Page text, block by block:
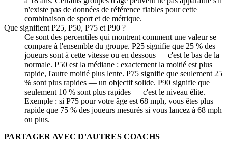
n'existe pas de données de référence fiables pour cette
combinaison de sport et de métrique.
Que signifient P25, P50, P75 et P90 ?
Ce sont des percentiles qui montrent comment une valeur se
compare à l'ensemble du groupe. P25 signifie que 25 % des
joueurs sont à cette vitesse ou en dessous — c'est le bas de la
normale. P50 est la médiane : exactement la moitié est plus
rapide, l'autre moitié plus lente. P75 signifie que seulement 25
% sont plus rapides — un objectif solide. P90 signifie que
seulement 10 % sont plus rapides — c'est le niveau élite.
Exemple : si P75 pour votre âge est 68 mph, vous êtes plus
rapide que 75 % des joueurs mesurés si vous lancez à 68 mph
ou plus.
PARTAGER AVEC D'AUTRES COACHS